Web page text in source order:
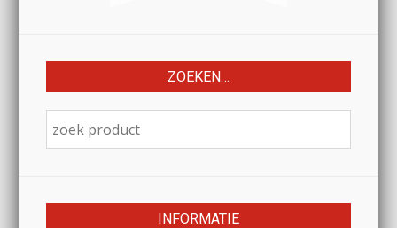
ZOEKEN…
INFORMATIE